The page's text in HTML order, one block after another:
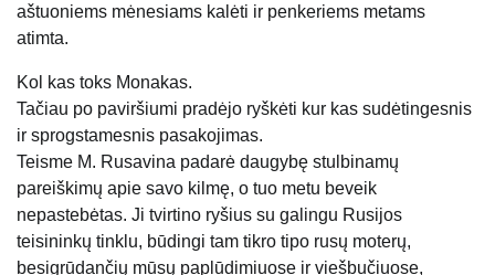
aštuoniems mėnesiams kalėti ir penkeriems metams
atimta.
Kol kas toks Monakas.
Tačiau po paviršiumi pradėjo ryškėti kur kas sudėtingesnis
ir sprogstamesnis pasakojimas.
Teisme M. Rusavina padarė daugybę stulbinamų
pareiškimų apie savo kilmę, o tuo metu beveik
nepastebėtas. Ji tvirtino ryšius su galingu Rusijos
teisininkų tinklu, būdingi tam tikro tipo rusų moterų,
besigrūdančių mūsų paplūdimiuose ir viešbučiuose,